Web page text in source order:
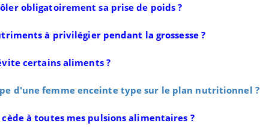
obligatoirement sa prise de poids ?
à privilégier pendant la grossesse ?
certains aliments ?
d'une femme enceinte type sur le plan nutritionnel ?
à toutes mes pulsions alimentaires ?